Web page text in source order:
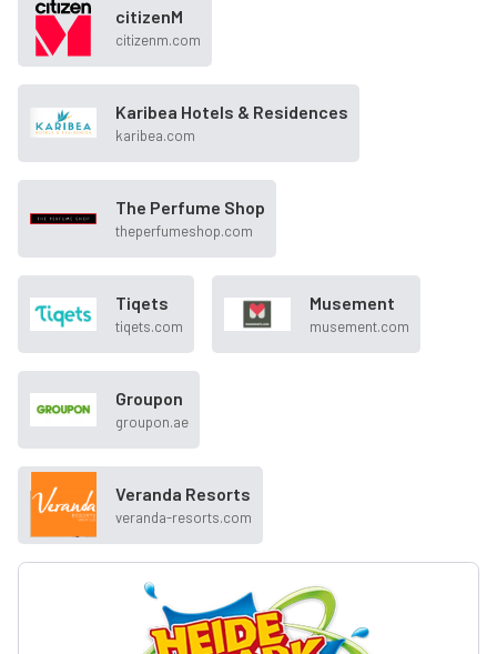
citizenM
citizenm.com
Karibea Hotels & Residences
karibea.com
The Perfume Shop
theperfumeshop.com
Tiqets
tiqets.com
Musement
musement.com
Groupon
groupon.ae
Veranda Resorts
veranda-resorts.com